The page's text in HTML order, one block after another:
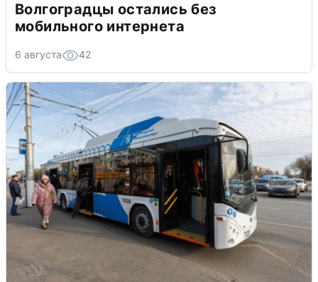
Волгоградцы остались без
мобильного интернета
6 августа 42